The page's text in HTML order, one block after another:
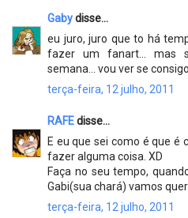
Gabydisse...
eu juro, juro que to há
fazer um fanart... mas
semana... vou ver se
terça-feira, 12 julho, 2011
RAFEdisse...
E eu que sei como é que é
fazer alguma coisa. XD
Faça no seu tempo,
Gabi(sua chará) vamos
terça-feira, 12 julho, 2011